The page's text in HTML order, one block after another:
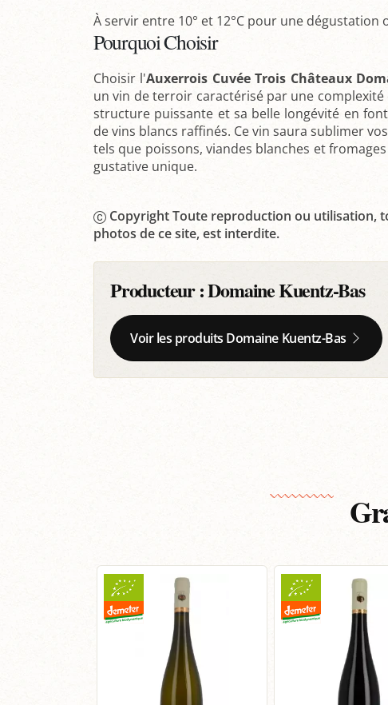
À servir entre 10° et 12°C pour une dégustation
Pourquoi Choisir
Choisir l'Auxerrois Cuvée Trois Châteaux
un vin de terroir caractérisé par une
structure puissante et sa belle longévité en
de vins blancs raffinés. Ce vin saura sublimer
tels que poissons, viandes blanches et
gustative unique.
Copyright Toute reproduction ou utilisation,
photos de ce site, est interdite.
Producteur :Domaine Kuentz-Bas
Voir les produits Domaine Kuentz-Bas